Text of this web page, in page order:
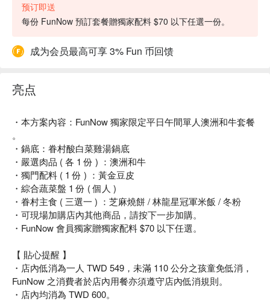
预订即送
每份 FunNow 預訂套餐贈獨家配料 $70 以下任選一份。
成为会员最高可享 3% Fun 币回馈
亮点
・本方案內容：FunNow 獨家限定平日午間單人澳洲和牛套餐
。
・鍋底：眷村酸白菜雞湯鍋底
・嚴選肉品 ( 各 1 份 ) ：澳洲和牛
・獨門配料 ( 1 份 ) ：黃金豆皮
・綜合蔬菜盤 1 份 ( 個人 )
・眷村主食 ( 三選一 ) ：芝麻燒餅 / 林龍星冠軍米飯 / 冬粉
・可現場加購店內其他商品，請按下一步加購。
・FunNow 會員獨家贈獨家配料 $70 以下任選。
【 貼心提醒 】
・店內低消為一人 TWD 549，未滿 110 公分之孩童免低消，
FunNow 之消費者於店內用餐亦須遵守店內低消規則。
・店內均消為 TWD 600。